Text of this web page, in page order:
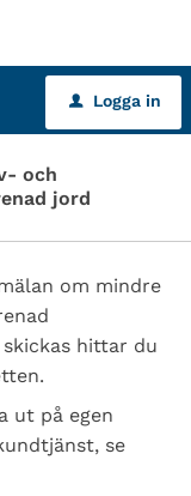
u Logga in
och
jord
om mindre
hittar du
ut på egen
se